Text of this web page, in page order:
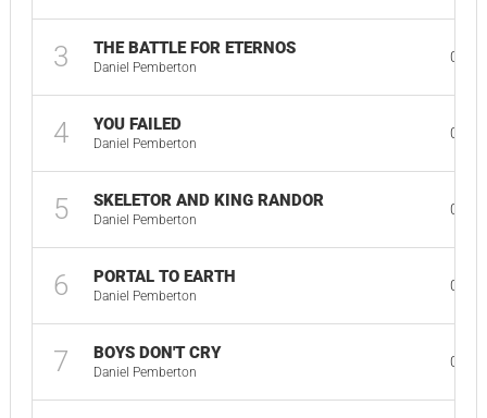
3 THE BATTLE FOR ETERNOS
Daniel Pemberton
04:07
4 YOU FAILED
Daniel Pemberton
00:50
5 SKELETOR AND KING RANDOR
Daniel Pemberton
02:19
6 PORTAL TO EARTH
Daniel Pemberton
02:22
7 BOYS DON'T CRY
Daniel Pemberton
01:28